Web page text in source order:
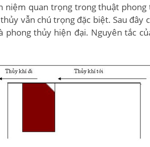
niệm quan trọng trong thuật
vẫn chú trọng đặc biệt. Sau đây
phong thủy hiện đại. Nguyên tắc